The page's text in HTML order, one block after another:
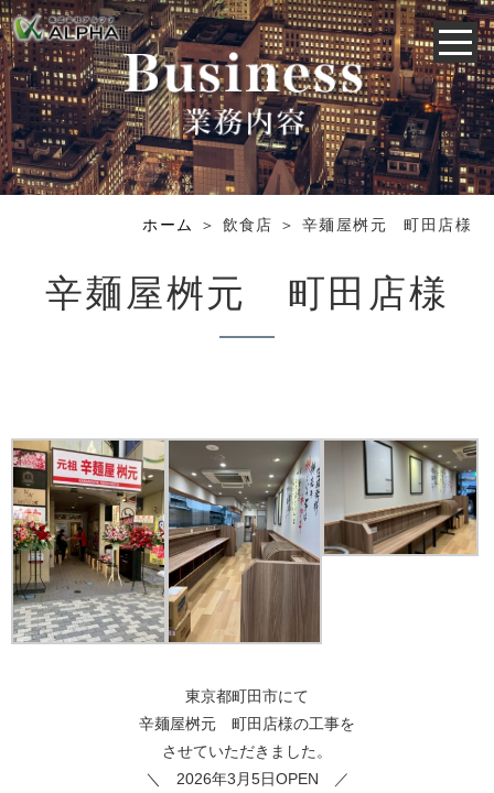
ホーム ＞ 飲食店 ＞ 辛麺屋桝元 町田店様
辛麺屋桝元 町田店様
東京都町田市にて
辛麺屋桝元 町田店様の工事を
させていただきました。
＼ 2026年3月5日OPEN ／